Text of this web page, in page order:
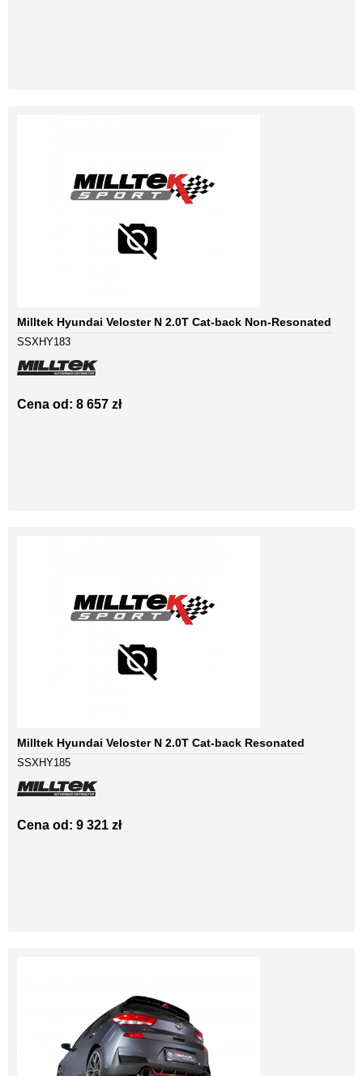
Milltek Hyundai Veloster N 2.0T Cat-back Non-Resonated
SSXHY183
Cena od: 8 657 zł
Milltek Hyundai Veloster N 2.0T Cat-back Resonated
SSXHY185
Cena od: 9 321 zł